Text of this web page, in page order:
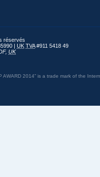
réservés
| UK TVA#911 5418 49
, UK
AWARD 2014” is a trade mark of the